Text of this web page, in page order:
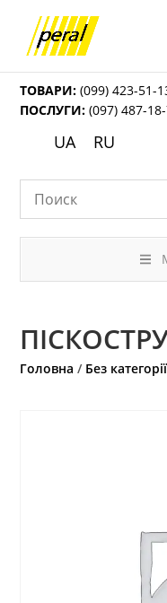
ТОВАРИ: (099) 423-51-
ПОСЛУГИ: (097) 487-
UA RU
Головна / Без категорії